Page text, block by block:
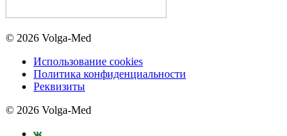
© 2026 Volga-Med
Использование cookies
Политика конфиденциальности
Реквизиты
© 2026 Volga-Med